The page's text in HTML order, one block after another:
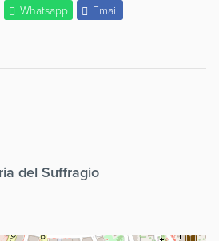
Whatsapp Email
del Suffragio